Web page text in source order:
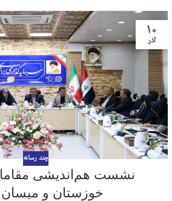
10
آذر
چند رسانه
نشست هم‌اندیشی
خوزستان و